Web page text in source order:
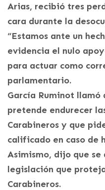
Arias, recibió tres
cara durante la
“Estamos ante un
evidencia el nulo
para actuar como
parlamentario.
García Ruminot
pretende endurecer
Carabineros y que
calificado en caso de
Asimismo, dijo que se
legislación que
Carabineros.